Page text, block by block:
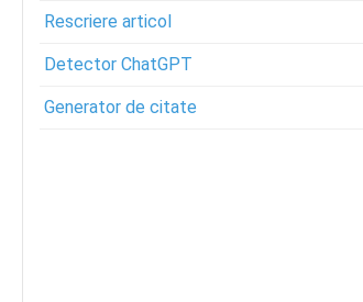
Rescriere articol
Detector ChatGPT
Generator de citate